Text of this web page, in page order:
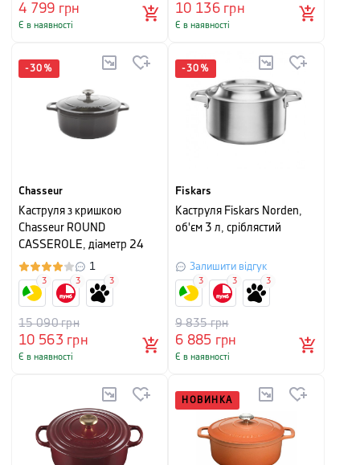
4 799 грн
Є в наявності
10 136грн
Є в наявності
-30 %
Chasseur
Каструля з кришкою
Chasseur ROUND
CASSEROLE, діаметр 24
см, об'єм 4 л, сріблясто-
чорний
1
10 563 грн
15 090грн
Є в наявності
3 3 3
-30 %
Fiskars
Каструля Fiskars Norden,
об'єм 3 л, сріблястий
Залишити відгук
6 885 грн
9 835грн
Є в наявності
3 3 3
НОВИНКА